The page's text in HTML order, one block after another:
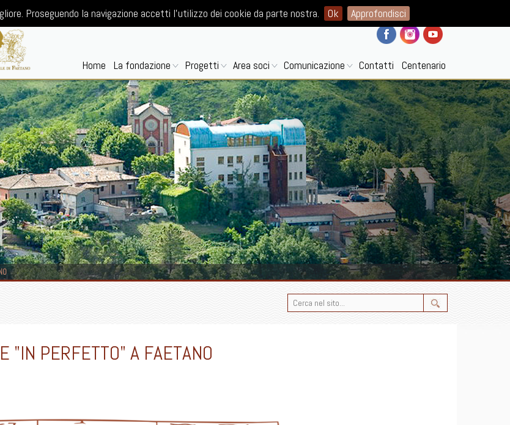
Proseguendo la navigazione accetti l'utilizzo dei cookie da parte nostra. Ok Approfondisci
ISCRIVITI ALLA NEWSLETTER
Home La fondazione Progetti Area soci Comunicazione Contatti Centenario
"IN PERFETTO" A FAETANO